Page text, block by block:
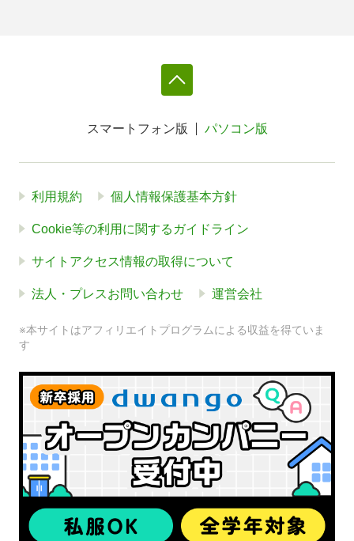
スマートフォン版 パソコン版
利用規約 個人情報保護基本方針
Cookie等の利用に関するガイドライン
サイトアクセス情報の取得について
法人・プレスお問い合わせ 運営会社
※本サイトはアフィリエイトプログラムによる収益を得ていま
す